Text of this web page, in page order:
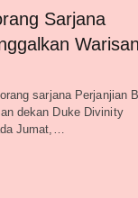
Sarjana
Warisan
sarjana Perjanjian
dekan Duke Divinity
Jumat,…